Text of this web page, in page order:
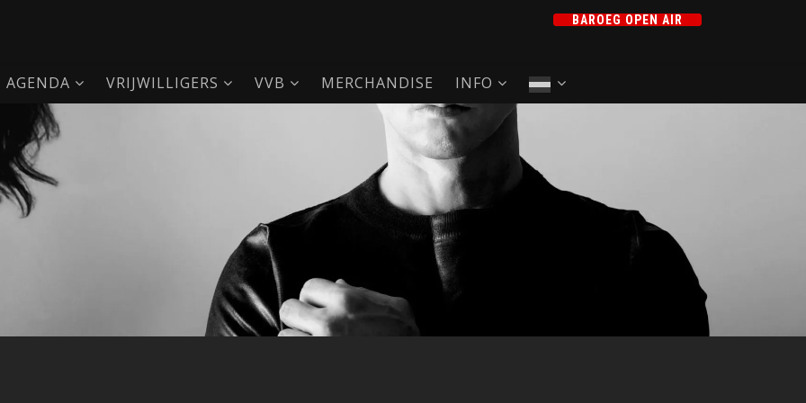
BAROEG OPEN AIR
AGENDA VRIJWILLIGERS VVB MERCHANDISE INFO